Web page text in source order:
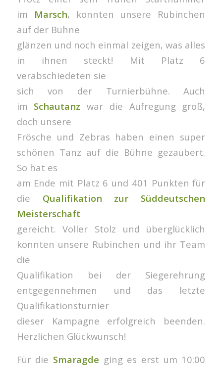
im Marsch, konnten unsere Rubinchen
auf der Bühne
glänzen und noch einmal zeigen, was alles
in ihnen steckt! Mit Platz 6
verabschiedeten sie
sich von der Turnierbühne. Auch
im Schautanzwar die Aufregung groß,
doch unsere
Frösche und Zebras haben einen super
schönen Tanz auf die Bühne gezaubert.
So hat es
am Ende mit Platz 6 und 401 Punkten für
die Qualifikation zur Süddeutschen
Meisterschaft
gereicht. Voller Stolz und überglücklich
konnten unsere Rubinchen und ihr Team
die
Qualifikation bei der Siegerehrung
entgegennehmen und das letzte
Qualifikationsturnier
dieser Kampagne erfolgreich beenden.
Herzlichen Glückwunsch!
Für die Smaragde ging es erst um 10:00